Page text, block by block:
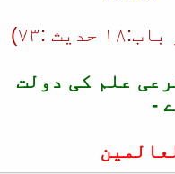
:٧٣)
علم کی دولت
-